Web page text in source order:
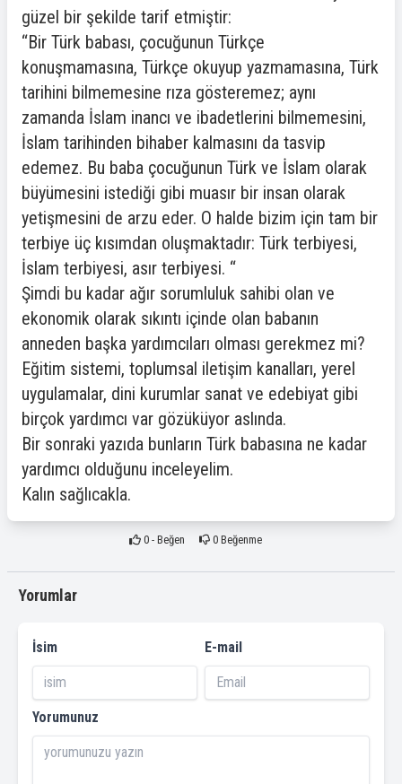
güzel bir şekilde tarif etmiştir:
“Bir Türk babası, çocuğunun Türkçe
konuşmamasına, Türkçe okuyup yazmamasına, Türk
tarihini bilmemesine rıza gösteremez; aynı
zamanda İslam inancı ve ibadetlerini bilmemesini,
İslam tarihinden bihaber kalmasını da tasvip
edemez. Bu baba çocuğunun Türk ve İslam olarak
büyümesini istediği gibi muasır bir insan olarak
yetişmesini de arzu eder. O halde bizim için tam bir
terbiye üç kısımdan oluşmaktadır: Türk terbiyesi,
İslam terbiyesi, asır terbiyesi. “
Şimdi bu kadar ağır sorumluluk sahibi olan ve
ekonomik olarak sıkıntı içinde olan babanın
anneden başka yardımcıları olması gerekmez mi?
Eğitim sistemi, toplumsal iletişim kanalları, yerel
uygulamalar, dini kurumlar sanat ve edebiyat gibi
birçok yardımcı var gözüküyor aslında.
Bir sonraki yazıda bunların Türk babasına ne kadar
yardımcı olduğunu inceleyelim.
Kalın sağlıcakla.
0- Beğen 0 Beğenme
Yorumlar
İsim E-mail
Yorumunuz